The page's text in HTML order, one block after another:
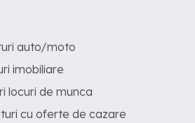
auto/moto
imobiliare
locuri de munca
cu oferte de cazare